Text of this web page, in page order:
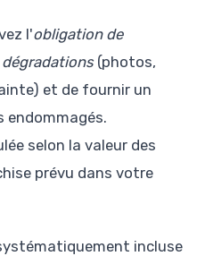
l'obligation de
(photos,
et de fournir un
endommagés.
selon la valeur des
prévu dans votre
incluse